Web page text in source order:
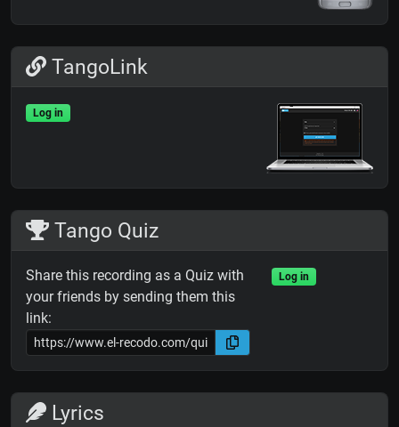
TangoLink
Log in
Tango Quiz
Share this recording as a Quiz with
your friends by sending them this
link:
Log in
Lyrics